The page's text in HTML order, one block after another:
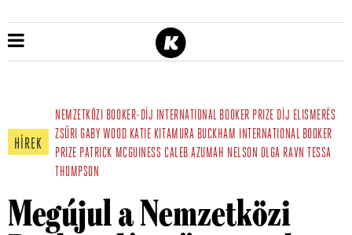
HÍREK
NEMZETKÖZI BOOKER-DÍJ INTERNATIONAL BOOKER PRIZE DÍJ ELISMERÉS
ZSŰRI GABY WOOD KATIE KITAMURA BUCKHAM INTERNATIONAL BOOKER
PRIZE PATRICK MCGUINESS CALEB AZUMAH NELSON OLGA RAVN TESSA
THOMPSON
Megújul a Nemzetközi